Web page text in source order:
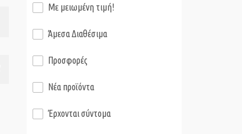
Με μειωμένη τιμή!
Άμεσα Διαθέσιμα
Προσφορές
Νέα προϊόντα
Έρχονται σύντομα